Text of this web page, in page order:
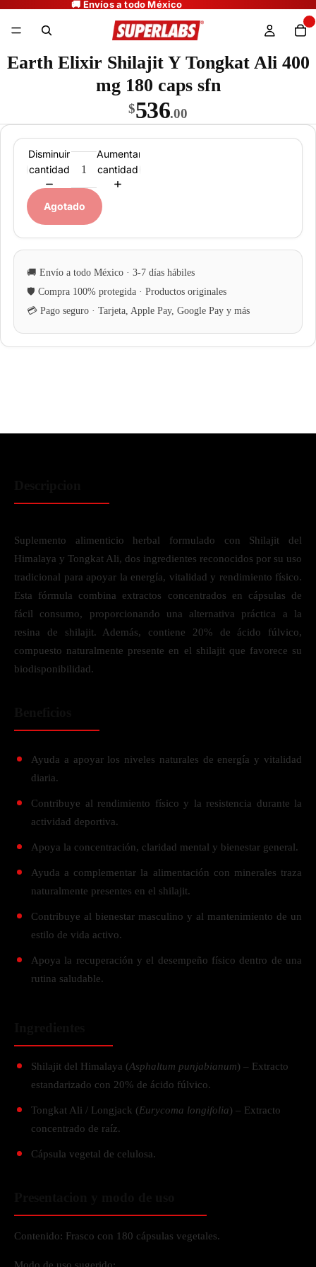
Earth Elixir Shilajit Y Tongkat Ali 400
mg 180 caps sfn
$536.00
Disminuir
cantidad
Aumentar
cantidad
Agotado
Suplemento alimenticio herbal formulado con Shilajit del
Himalaya y Tongkat Ali, dos ingredientes reconocidos por su uso
tradicional para apoyar la energía, vitalidad y rendimiento físico.
Esta fórmula combina extractos concentrados en cápsulas de
fácil consumo, proporcionando una alternativa práctica a la
resina de shilajit. Además, contiene 20% de ácido fúlvico,
compuesto naturalmente presente en el shilajit que favorece su
biodisponibilidad.
Ayuda a apoyar los niveles naturales de energía y vitalidad
diaria.
Contribuye al rendimiento físico y la resistencia durante la
actividad deportiva.
Apoya la concentración, claridad mental y bienestar general.
Ayuda a complementar la alimentación con minerales traza
naturalmente presentes en el shilajit.
Contribuye al bienestar masculino y al mantenimiento de un
estilo de vida activo.
Apoya la recuperación y el desempeño físico dentro de una
rutina saludable.
Shilajit del Himalaya (Asphaltum punjabianum) – Extracto
estandarizado con 20% de ácido fúlvico.
Tongkat Ali / Longjack (Eurycoma longifolia) – Extracto
concentrado de raíz.
Cápsula vegetal de celulosa.
Contenido: Frasco con 180 cápsulas vegetales.